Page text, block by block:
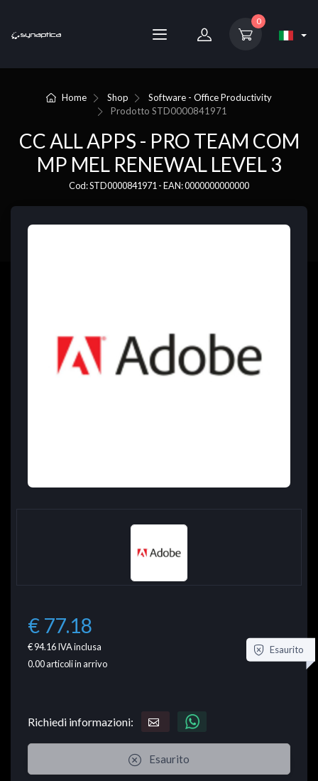
0
Home Shop
Software - Office Productivity
ProdottoSTD0000841971
CC ALL APPS - PRO TEAM COM
MP MEL RENEWAL LEVEL 3
Cod: STD0000841971 - EAN: 0000000000000
€ 77.18
€ 94.16IVA inclusa
0.00articoli in arrivo
Esaurito
Richiedi informazioni:
Esaurito